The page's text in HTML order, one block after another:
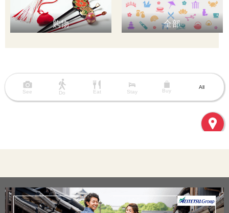
购物 全部
See Do Eat Stay Buy
All